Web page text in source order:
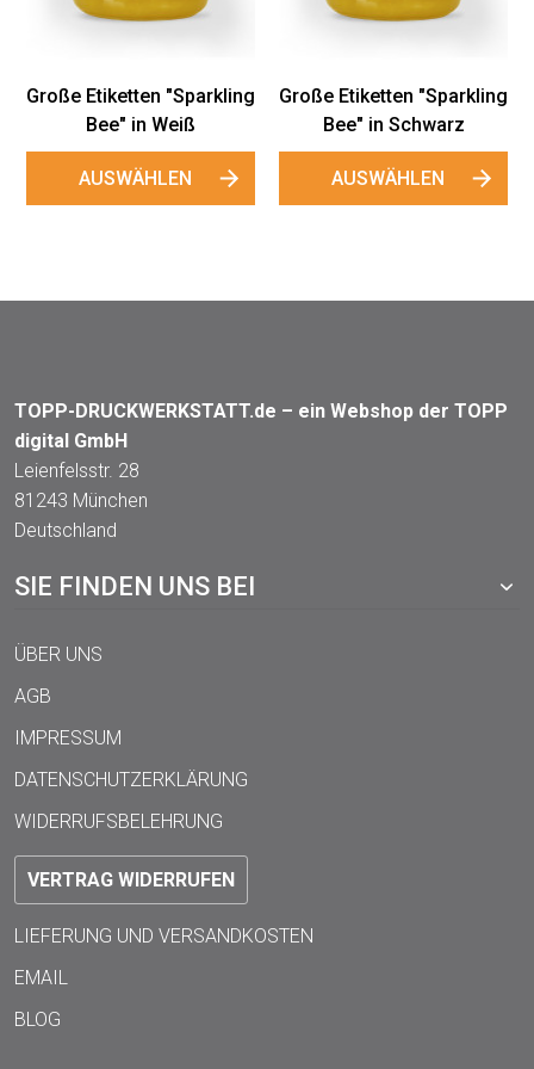
"Sparkling
Schwarz
TOPP-DRUCKWERKSTATT.de – ein Webshop der TOPP
digital GmbH
Leienfelsstr. 28
81243 München
Deutschland
SIE FINDEN UNS BEI
ÜBER UNS
AGB
IMPRESSUM
DATENSCHUTZERKLÄRUNG
WIDERRUFSBELEHRUNG
VERTRAG WIDERRUFEN
LIEFERUNG UND VERSANDKOSTEN
EMAIL
BLOG